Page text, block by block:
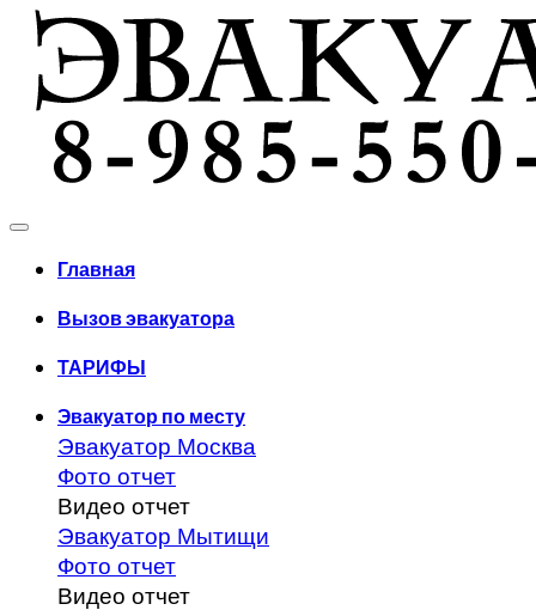
Главная
Вызов эвакуатора
ТАРИФЫ
Эвакуатор по месту
Эвакуатор Москва
Фото отчет
Видео отчет
Эвакуатор Мытищи
Фото отчет
Видео отчет